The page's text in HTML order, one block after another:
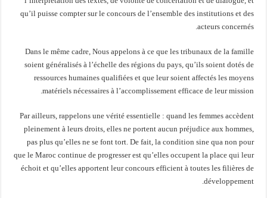
qu’il puisse compter sur le concours de l’ensemble des institutions et des
acteurs concernés.
Dans le même cadre, Nous appelons à ce que les tribunaux de la famille
soient généralisés à l’échelle des régions du pays, qu’ils soient dotés de
ressources humaines qualifiées et que leur soient affectés les moyens
matériels nécessaires à l’accomplissement efficace de leur mission.
Par ailleurs, rappelons une vérité essentielle : quand les femmes accèdent
pleinement à leurs droits, elles ne portent aucun préjudice aux hommes,
pas plus qu’elles ne se font tort. De fait, la condition sine qua non pour
que le Maroc continue de progresser est qu’elles occupent la place qui leur
échoit et qu’elles apportent leur concours efficient à toutes les filières de
développement.